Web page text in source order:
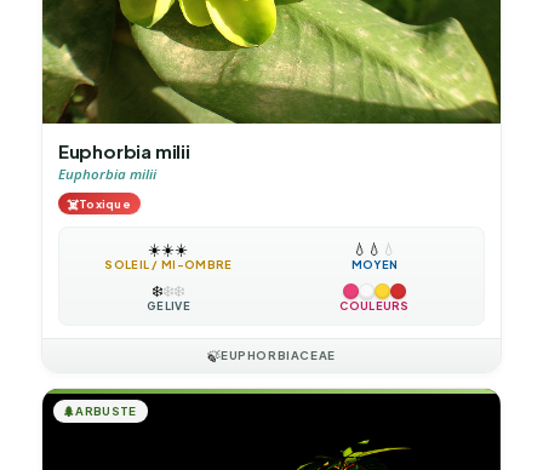
Euphorbia milii
Euphorbia milii
☠️Toxique
☀️☀️☀️
SOLEIL / MI-OMBRE
💧 💧 💧
MOYEN
❄️❄️❄️
GÉLIVE COULEURS
🍃EUPHORBIACEAE
🌲ARBUSTE